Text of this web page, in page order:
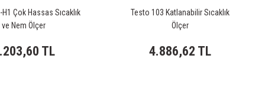
Çok Hassas Sıcaklık
ve Nem Ölçer
TL
Testo 103 Katlanabilir Sıcaklık
Ölçer
4.886,62 TL